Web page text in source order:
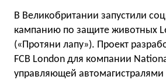
В Великобритании запустили
кампанию по защите животных
(«Протяни лапу»). Проект
FCB London для компании
управляющей автомагистралями